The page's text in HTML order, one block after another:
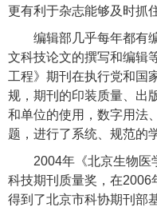
更有利于杂志能够及时抓
编辑部几乎每年都有
文科技论文的撰写和编辑
工程》期刊在执行党和国
规，期刊的印装质量、出
和单位的使用，数字用法
题，进行了系统、规范的
2004年《北京生物医
科技期刊质量奖，在2006
得到了北京市科协期刊部